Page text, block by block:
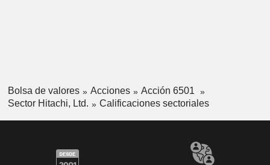
Bolsa de valores Acciones
Acción 6501
Sector Hitachi, Ltd.
Calificaciones sectoriales